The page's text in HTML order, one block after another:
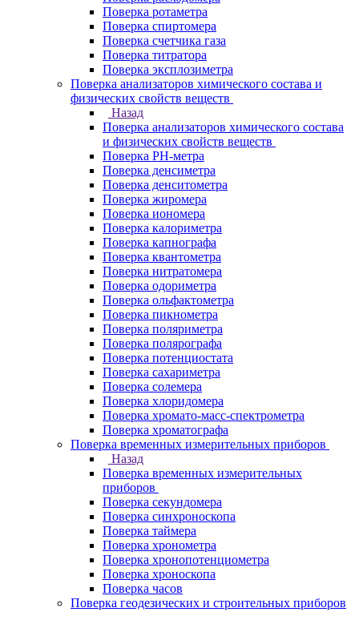
Поверка ротаметра
Поверка спиртомера
Поверка счетчика газа
Поверка титратора
Поверка эксплозиметра
Поверка анализаторов химического состава и
физических свойств веществ
Назад
Поверка анализаторов химического состава
и физических свойств веществ
Поверка PH-метра
Поверка денсиметра
Поверка денситометра
Поверка жиромера
Поверка иономера
Поверка калориметра
Поверка капнографа
Поверка квантометра
Поверка нитратомера
Поверка одориметра
Поверка ольфактометра
Поверка пикнометра
Поверка поляриметра
Поверка полярографа
Поверка потенциостата
Поверка сахариметра
Поверка солемера
Поверка хлоридомера
Поверка хромато-масс-спектрометра
Поверка хроматографа
Поверка временных измерительных приборов
Назад
Поверка временных измерительных
приборов
Поверка секундомера
Поверка синхроноскопа
Поверка таймера
Поверка хронометра
Поверка хронопотенциометра
Поверка хроноскопа
Поверка часов
Поверка геодезических и строительных приборов